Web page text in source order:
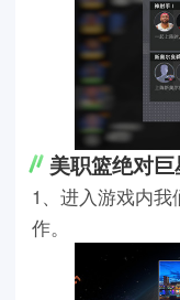
美职篮绝对
1、进入游戏内
作。